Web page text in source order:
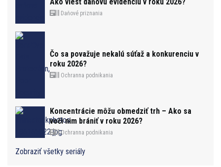
Daňové priznania
Čo sa považuje nekalú súťaž a konkurenciu v
roku 2026?
Ochranna podnikania
Koncentrácie môžu obmedziť trh – Ako sa
voči nim brániť v roku 2026?
Ochranna podnikania
Zobraziť všetky seriály